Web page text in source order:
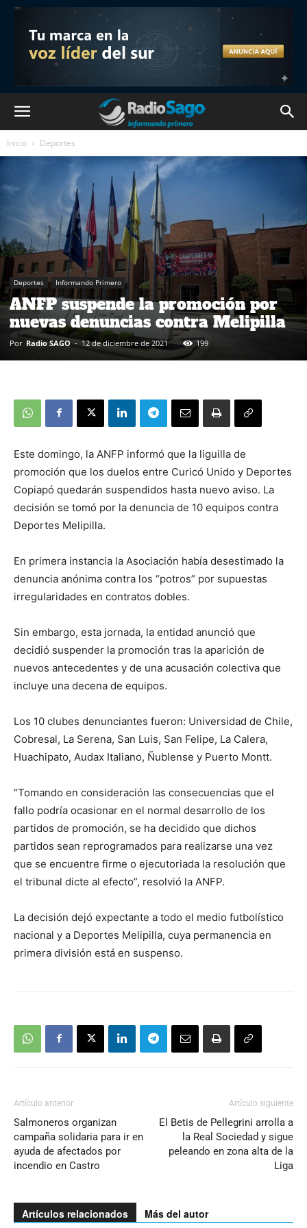
Inicio Deportes
Deportes Informando Primero
ANFP suspende la promoción por
nuevas denuncias contra Melipilla
Por Radio SAGO - 12 de diciembre de 2021 199
Este domingo, la ANFP informó que la liguilla de
promoción que los duelos entre Curicó Unido y Deportes
Copiapó quedarán suspendidos hasta nuevo aviso. La
decisión se tomó por la denuncia de 10 equipos contra
Deportes Melipilla.
En primera instancia la Asociación había desestimado la
denuncia anónima contra los “potros” por supuestas
irregularidades en contratos dobles.
Sin embargo, esta jornada, la entidad anunció que
decidió suspender la promoción tras la aparición de
nuevos antecedentes y de una acusación colectiva que
incluye una decena de equipos.
Los 10 clubes denunciantes fueron: Universidad de Chile,
Cobresal, La Serena, San Luis, San Felipe, La Calera,
Huachipato, Audax Italiano, Ñublense y Puerto Montt.
“Tomando en consideración las consecuencias que el
fallo podría ocasionar en el normal desarrollo de los
partidos de promoción, se ha decidido que dichos
partidos sean reprogramados para realizarse una vez
que se encuentre firme o ejecutoriada la resolución que
el tribunal dicte al efecto”, resolvió la ANFP.
La decisión dejó expectante a todo el medio futbolístico
nacional y a Deportes Melipilla, cuya permanencia en
primera división está en suspenso.
Artículo anterior
Salmoneros organizan
campaña solidaria para ir en
ayuda de afectados por
incendio en Castro
Artículo siguiente
El Betis de Pellegrini arrolla a
la Real Sociedad y sigue
peleando en zona alta de la
Liga
Artículos relacionados Más del autor